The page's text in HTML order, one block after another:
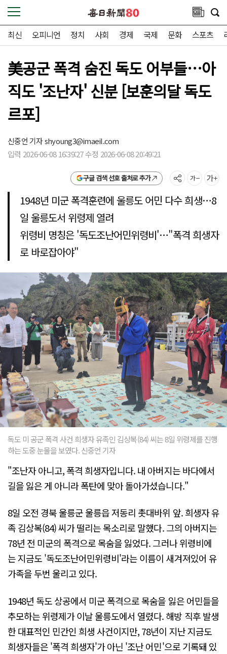
최신 오피니언 정치 사회 경제 국제 문화 스포츠
美공군 폭격 숨진 독도 어부들…아
직도 '조난자' 신분 [보훈의달 독도
르포]
신중언 기자shyoung3@imaeil.com
입력 2026-06-08 16:39:27 수정 2026-06-08 20:49:21
구글 검색 선호 출처로 추가
1948년 미군 폭격훈련에 울릉도 어민 다수 희생…8
일 울릉도서 위령제 열려
위령비 명칭은 '독도조난어민위령비'…"폭격 희생자
로 바로잡아야"
독도 미 공군 폭격 사건 희생자 유족인 김상복(84) 씨는 8일 위령제를 진행
하는 도중 눈물을 보였다. 신중언 기자
"조난자 아니고, 폭격 희생자입니다. 내 아버지는 바다에서
길을 잃은 게 아니라 폭탄에 맞아 돌아가셨습니다."
8일 오전 경북 울릉군 울릉읍 저동리 촛대바위 앞. 희생자 유
족 김상복(84) 씨가 떨리는 목소리로 말했다. 그의 아버지는
78년 전 미군의 폭격으로 목숨을 잃었다. 그러나 위령비에
는 지금도 '독도조난어민위령비'라는 이름이 새겨져있어 유
가족을 두번 울리고 있다.
1948년 독도 상공에서 미군 폭격으로 목숨을 잃은 어민들을
추모하는 위령제가 이날 울릉도에서 열렸다. 해방 직후 발생
한 대표적인 민간인 희생 사건이지만, 78년이 지난 지금도
희생자들은 '폭격 희생자'가 아닌 '조난 어민'으로 기록돼 있